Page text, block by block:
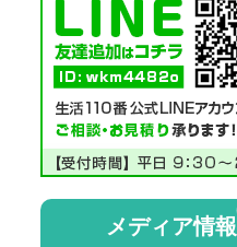
メディア情報